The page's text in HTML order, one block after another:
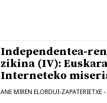
Independentea-
zikina (IV):
Interneteko
ANE MIREN ELORDUI-ZAPATERIETXE -